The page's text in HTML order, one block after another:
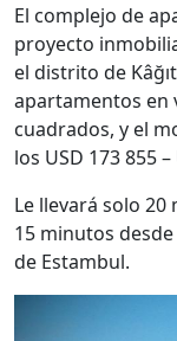
El complejo de
proyecto
el distrito de
apartamentos en
cuadrados, y el
los USD 173 855
Le llevará solo
15 minutos
de Estambul.